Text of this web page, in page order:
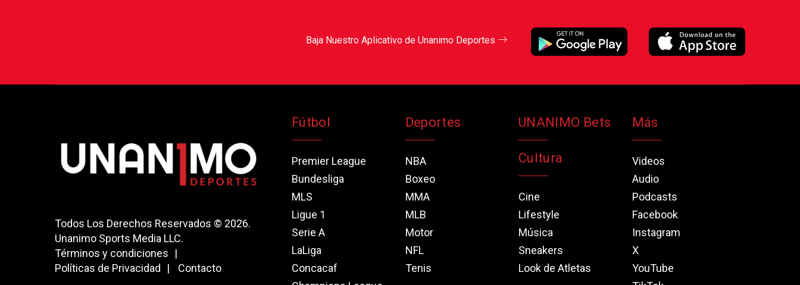
Baja Nuestro Aplicativo de Unanimo Deportes
Todos Los Derechos Reservados © 2026.
Unanimo Sports Media LLC.
Términos y condiciones
Políticas de Privacidad
Contacto
Fútbol
Premier League
Bundesliga
MLS
Ligue 1
Serie A
LaLiga
Concacaf
Deportes
NBA
Boxeo
MMA
MLB
Motor
NFL
Tenis
UNANIMO Bets
Cultura
Cine
Lifestyle
Música
Sneakers
Look de Atletas
Más
Videos
Audio
Podcasts
Facebook
Instagram
X
YouTube